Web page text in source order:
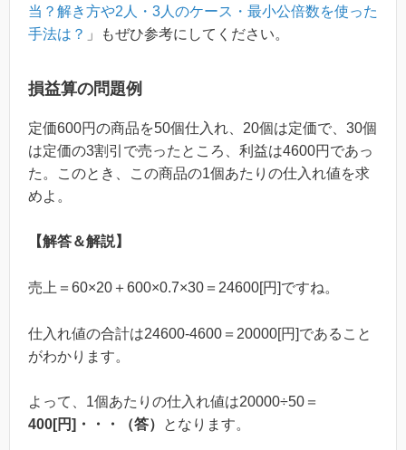
当？解き方や2人・3人のケース・最小公倍数を使った
手法は？ 」もぜひ参考にしてください。
損益算の問題例
定価600円の商品を50個仕入れ、20個は定価で、30個
は定価の3割引で売ったところ、利益は4600円であっ
た。このとき、この商品の1個あたりの仕入れ値を求
めよ。
【解答＆解説】
売上＝60×20＋600×0.7×30＝24600[円]ですね。
仕入れ値の合計は24600-4600＝20000[円]であること
がわかります。
よって、1個あたりの仕入れ値は20000÷50＝
400[円]・・・（答）
となります。